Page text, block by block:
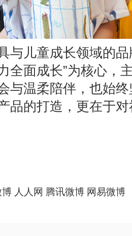
与儿童成长领域的品
全面成长”为核心，
与温柔陪伴，也始
品的打造，更在于
博 人人网 腾讯微博 网易微博